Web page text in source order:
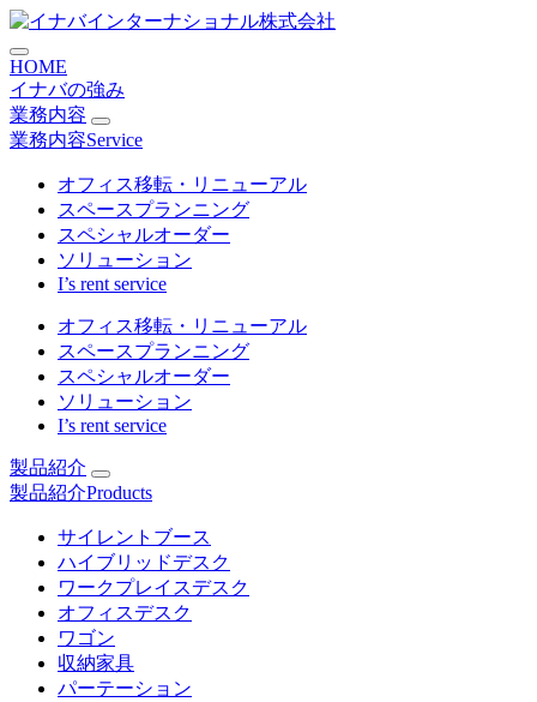
ミーティングセットIN･Dec
コ
ン
テ
ン
ツ
に
HOME
イナバの強み
業務内容
業務内容Service
オフィス移転・リニューアル
スペースプランニング
スペシャルオーダー
ソリューション
I’s rent service
オフィス移転・リニューアル
スペースプランニング
スペシャルオーダー
ソリューション
I’s rent service
製品紹介
製品紹介Products
サイレントブース
ハイブリッドデスク
ワークプレイスデスク
オフィスデスク
ワゴン
収納家具
パーテーション